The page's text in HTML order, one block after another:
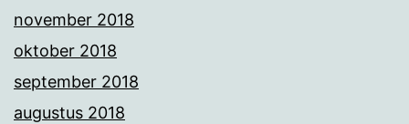
november 2018
oktober 2018
september 2018
augustus 2018